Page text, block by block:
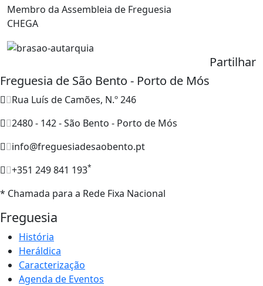
Membro da Assembleia de Freguesia
CHEGA
Partilhar
Freguesia de São Bento - Porto de Mós
Rua Luís de Camões, N.º 246
2480 - 142 - São Bento - Porto de Mós
info@freguesiadesaobento.pt
+351 249 841 193*
* Chamada para a Rede Fixa Nacional
Freguesia
História
Heráldica
Caracterização
Agenda de Eventos